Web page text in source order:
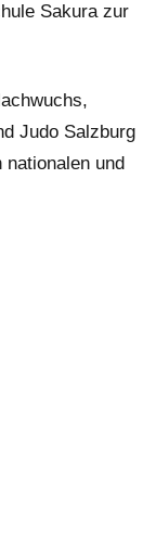
Sakura zur
Judo Salzburg
und